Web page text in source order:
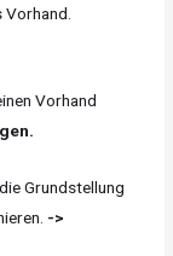
Vorhand.
Vorhand
Grundstellung
->